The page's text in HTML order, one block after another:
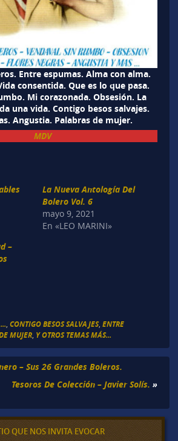
Entre espumas. Alma con alma.
consentida. Que es lo que pasa.
Mi corazonada. Obsesión. La
una vida. Contigo besos salvajes.
Angustia. Palabras de mujer.
MDV
La Nueva Antología Del
Bolero Vol. 6
mayo 9, 2021
En «LEO MARINI»
–
CONTIGO BESOS SALVAJES, ENTRE
MUJER, Y OTROS TEMAS MÁS...
– Sus 26 Grandes Boleros.
Tesoros De Colección – Javier Solís. »
QUE NOS INVITA EVOCAR